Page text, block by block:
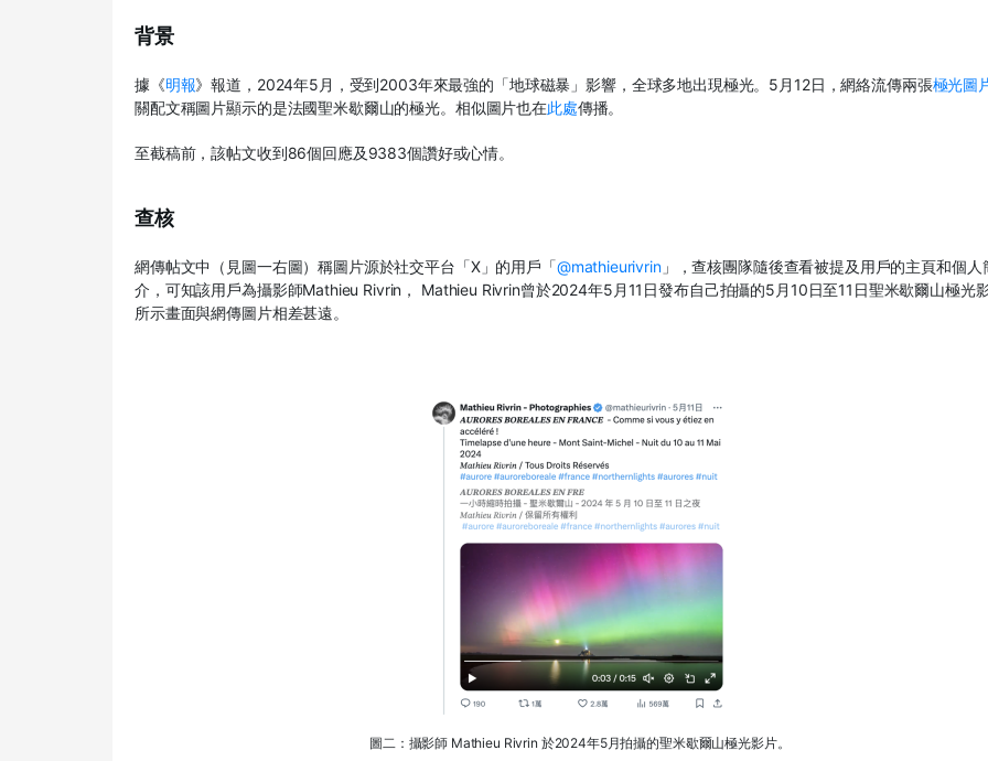
背景
據《明報》報道， 2024年5 月，受到2003年來最強的「地球磁暴」影響，全球多地出現極光。 5 月12日，網絡流傳兩張極光圖
關配文稱圖片顯示的是法國聖米歇爾山的極光。相似圖片也在此處傳播。
至截稿前，該帖文收到86個回應及9383個讚好或心情。
查核
網傳帖文中（見圖一右圖）稱圖片源於社交平台「X」的用戶「@mathieurivrin」，查核團隊隨後查看被提及用戶的主頁和個人
介，可知該用戶為攝影師Mathieu Rivrin ， Mathieu Rivrin曾於2024年5 月11 日發布自己拍攝的5 月10日至11 日聖米歇爾山極光
所示畫面與網傳圖片相差甚遠。
圖二：攝影師 Mathieu Rivrin 於2024年5月拍攝的聖米歇爾山極光影片。